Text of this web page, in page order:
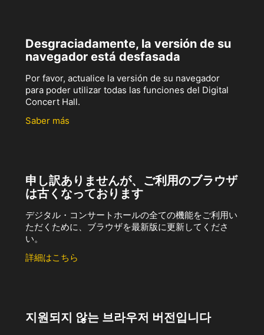
Desgraciadamente, la versión de su
navegador está desfasada
Por favor, actualice la versión de su navegador
para poder utilizar todas las funciones del Digital
Concert Hall.
Saber más
申し訳ありませんが、ご利用のブラウザ
は古くなっております
デジタル・コンサートホールの全ての機能をご利用い
ただくために、ブラウザを最新版に更新してくださ
い。
詳細はこちら
지원되지 않는 브라우저 버전입니다